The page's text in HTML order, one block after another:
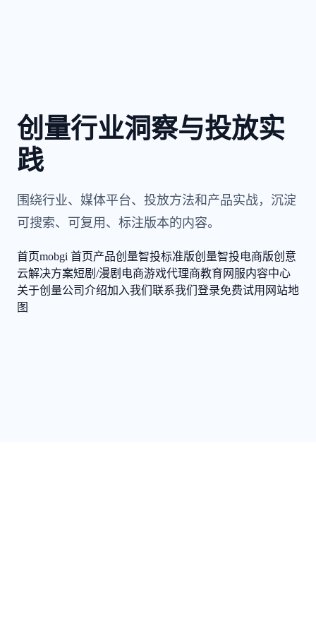
创量行业洞察与投放实
践
围绕行业、媒体平台、投放方法和产品实战，沉淀
可搜索、可复用、标注版本的内容。
首页mobgi 首页产品创量智投标准版创量智投电商版创意
云解决方案短剧/漫剧 电商游戏代理商教育 网服内容中心
关于创量公司介绍加入我们 联系我们 登录免费试用 网站地
图